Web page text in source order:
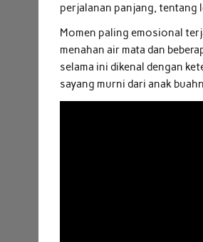
perjalanan panjang, tentang
Momen paling emosional
menahan air mata dan
selama ini dikenal dengan
sayang murni dari anak